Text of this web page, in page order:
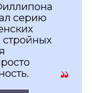
серию
стройных